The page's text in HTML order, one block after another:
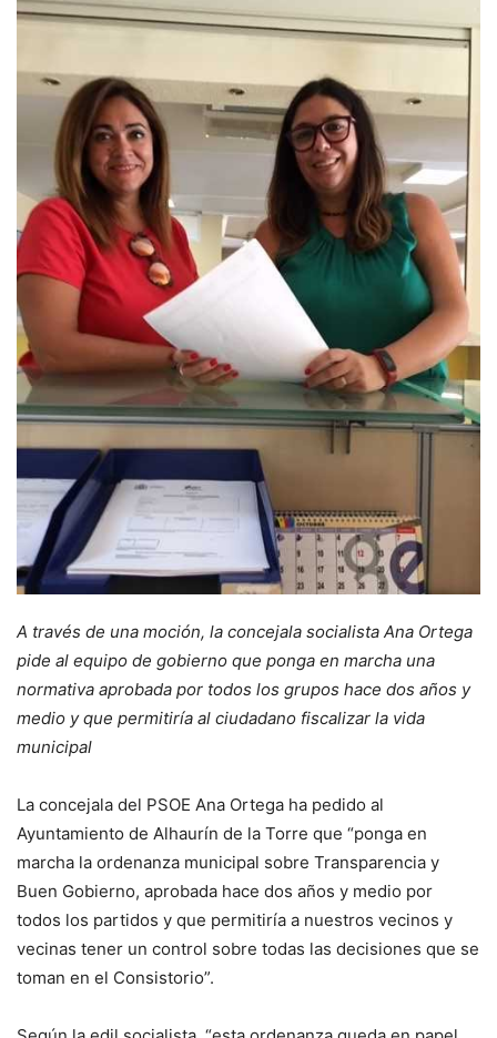
A través de una moción, la concejala socialista Ana Ortega
pide al equipo de gobierno que ponga en marcha una
normativa aprobada por todos los grupos hace dos años y
medio y que permitiría al ciudadano fiscalizar la vida
municipal
La concejala del PSOE Ana Ortega ha pedido al
Ayuntamiento de Alhaurín de la Torre que “ponga en
marcha la ordenanza municipal sobre Transparencia y
Buen Gobierno, aprobada hace dos años y medio por
todos los partidos y que permitiría a nuestros vecinos y
vecinas tener un control sobre todas las decisiones que se
toman en el Consistorio”.